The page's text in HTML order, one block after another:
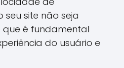
site não seja
é fundamental
do usuário e